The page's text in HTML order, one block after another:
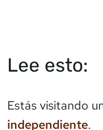
Lee esto:
Estás visitando
independiente.